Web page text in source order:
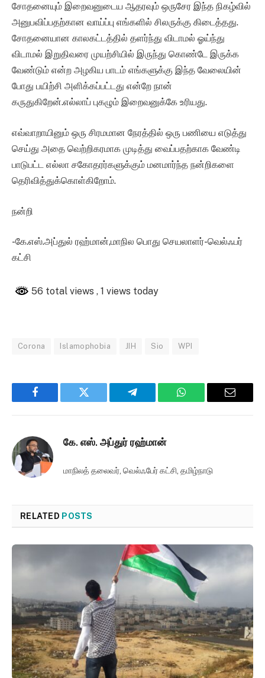
சோதனையும் இறைவனுடைய ஆதரவும் ஒருசேர இந்த நிகழ்வில்
அனுபவிப்பதற்கான வாய்ப்பு எங்களில் சிலருக்கு கிடைத்தது.
சோதனையான காலகட்டத்தில் தளர்ந்து விடாமல் ஓய்ந்து
விடாமல் இறுதிவரை முயற்சியில் இருந்து கொண்டே இருக்க
வேண்டும் என்ற அழகிய பாடம் எங்களுக்கு இந்த வேலையின்
போது பயிற்சி அளிக்கப்பட்டது என்றே நான்
கருதுகிறேன்.எல்லாப் புகழும் இறைவனுக்கே உரியது.
எவ்வாறாயினும் ஒரு சிரமமான நேரத்தில் ஒரு பணியை எடுத்து
செய்து அதை வெற்றிகரமாக முடித்து வைப்பதற்காக வேண்டி
பாடுபட்ட எல்லா சகோதரர்களுக்கும் மனமார்ந்த நன்றிகளை
தெரிவித்துக்கொள்கிறோம்.
நன்றி
-கே.எஸ்.அப்துல் ரஹ்மான்,மாநில பொது செயலாளர்-வெல்ஃபர்
கட்சி
56 total views , 1 views today
Corona Islamophobia JIH Sio WPI
Facebook Twitter Telegram WhatsApp Email
கே. எஸ். அப்துர் ரஹ்மான்
மாநிலத் தலைவர், வெல்ஃபேர் கட்சி, தமிழ்நாடு
RELATED POSTS